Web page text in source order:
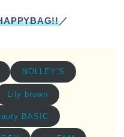
／
NOLLEY’S
Lily brown
BASIC